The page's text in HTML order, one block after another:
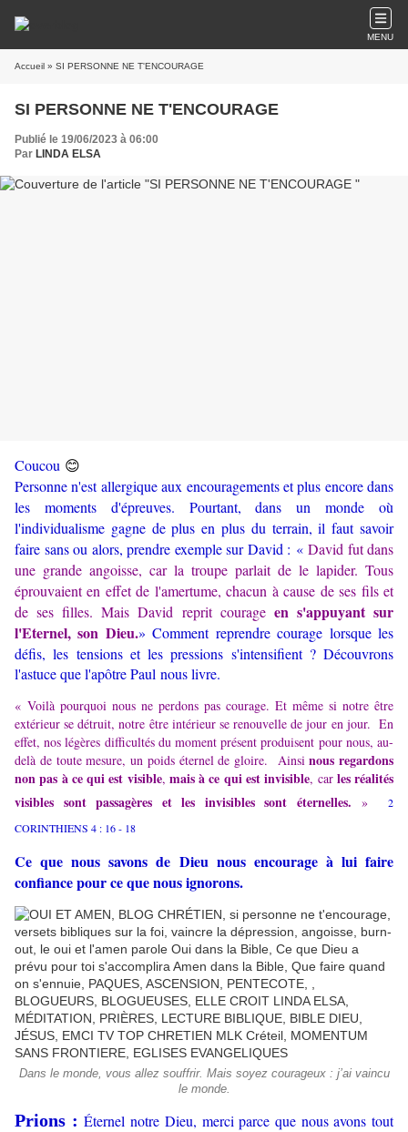
MENU
Accueil » SI PERSONNE NE T'ENCOURAGE
SI PERSONNE NE T'ENCOURAGE
Publié le 19/06/2023 à 06:00
Par LINDA ELSA
Coucou 😊
Personne n'est allergique aux encouragements et plus encore dans
les moments d'épreuves. Pourtant, dans un monde où
l'individualisme gagne de plus en plus du terrain, il faut savoir
faire sans ou alors, prendre exemple sur David : « David fut dans
une grande angoisse, car la troupe parlait de le lapider. Tous
éprouvaient en effet de l'amertume, chacun à cause de ses fils et
de ses filles. Mais David reprit courage en s'appuyant sur
l'Eternel, son Dieu.» Comment reprendre courage lorsque les
défis, les tensions et les pressions s'intensifient ? Découvrons
l'astuce que l'apôtre Paul nous livre.
« Voilà pourquoi nous ne perdons pas courage. Et même si notre être
extérieur se détruit, notre être intérieur se renouvelle de jour en jour. En
effet, nos légères difficultés du moment présent produisent pour nous, au-
delà de toute mesure, un poids éternel de gloire. Ainsinous regardons
non pas à ce qui est visible, mais à ce qui est invisible, carles réalités
visibles sont passagères et les invisibles sont éternelles. »
2
CORINTHIENS 4 : 16 - 18
Ce que nous savons de Dieu nous encourage à lui faire
confiance pour ce que nous ignorons.
Dans le monde, vous allez souffrir. Mais soyez courageux : j’ai vaincu
le monde.
Prions :Éternel notre Dieu, merci parce que nous avons tout